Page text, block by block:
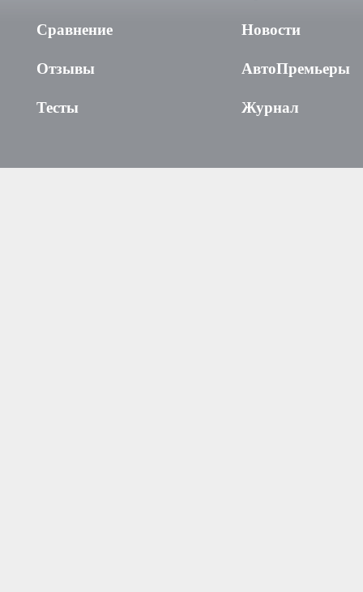
Сравнение
Отзывы
Тесты
Новости
АвтоПремьеры
Журнал